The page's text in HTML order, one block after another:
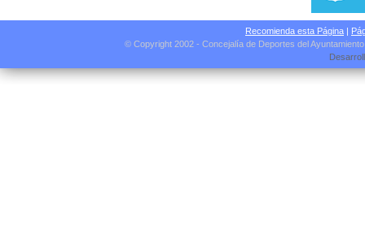
Recomienda esta Página |
© Copyright 2002 - Concejalía de Deportes del